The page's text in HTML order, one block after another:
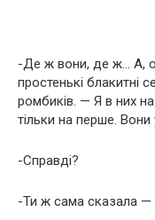
-Де ж вони, де ж… А,
простенькі блакитні
ромбиків. — Я в них
тільки на перше.
-Справді?
-Ти ж сама сказала —